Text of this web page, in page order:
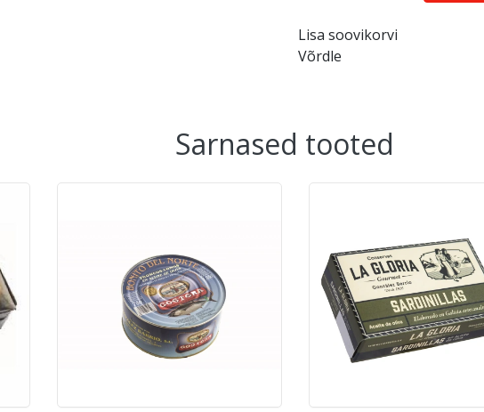
Lisa soovikorvi
Võrdle
Sarnased tooted